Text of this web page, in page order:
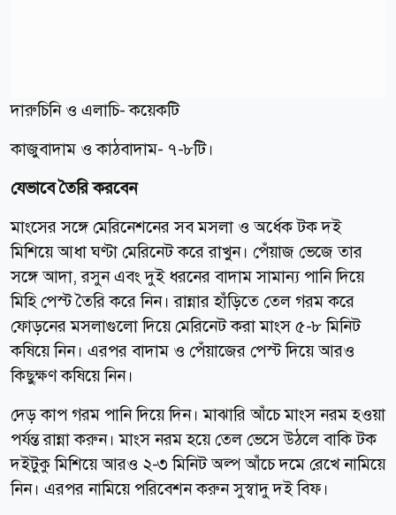
দারুচিনি ও এলাচি- কয়েকটি
কাজুবাদাম ও কাঠবাদাম- ৭-৮টি।
যেভাবে তৈরি করবেন
মাংসের সঙ্গে মেরিনেশনের সব মসলা ও অর্ধেক টক দই
মিশিয়ে আধা ঘণ্টা মেরিনেট করে রাখুন। পেঁয়াজ ভেজে তার
সঙ্গে আদা, রসুন এবং দুই ধরনের বাদাম সামান্য পানি দিয়ে
মিহি পেস্ট তৈরি করে নিন। রান্নার হাঁড়িতে তেল গরম করে
ফোড়নের মসলাগুলো দিয়ে মেরিনেট করা মাংস ৫-৮ মিনিট
কষিয়ে নিন। এরপর বাদাম ও পেঁয়াজের পেস্ট দিয়ে আরও
কিছুক্ষণ কষিয়ে নিন।
দেড় কাপ গরম পানি দিয়ে দিন। মাঝারি আঁচে মাংস নরম হওয়া
পর্যন্ত রান্না করুন। মাংস নরম হয়ে তেল ভেসে উঠলে বাকি টক
দইটুকু মিশিয়ে আরও ২-৩ মিনিট অল্প আঁচে দমে রেখে নামিয়ে
নিন। এরপর নামিয়ে পরিবেশন করুন সুস্বাদু দই বিফ।